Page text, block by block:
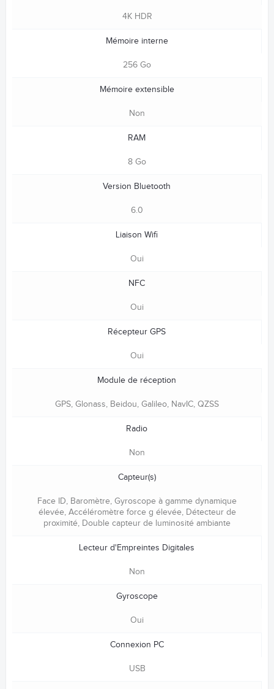
4K HDR
Mémoire interne
256 Go
Mémoire extensible
Non
RAM
8 Go
Version Bluetooth
6.0
Liaison Wifi
Oui
NFC
Oui
Récepteur GPS
Oui
Module de réception
GPS, Glonass, Beidou, Galileo, NavIC, QZSS
Radio
Non
Capteur(s)
Face ID, Baromètre, Gyroscope à gamme dyna­mique
élevée, Accéléromètre force g élevée, Détecteur de
proximité, Double capteur de lumi­nosité ambiante
Lecteur d'Empreintes Digitales
Non
Gyroscope
Oui
Connexion PC
USB